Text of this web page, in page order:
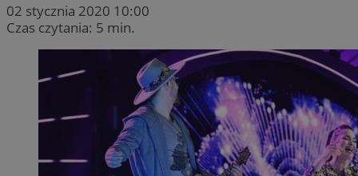
02 stycznia 2020 10:00
Czas czytania: 5 min.